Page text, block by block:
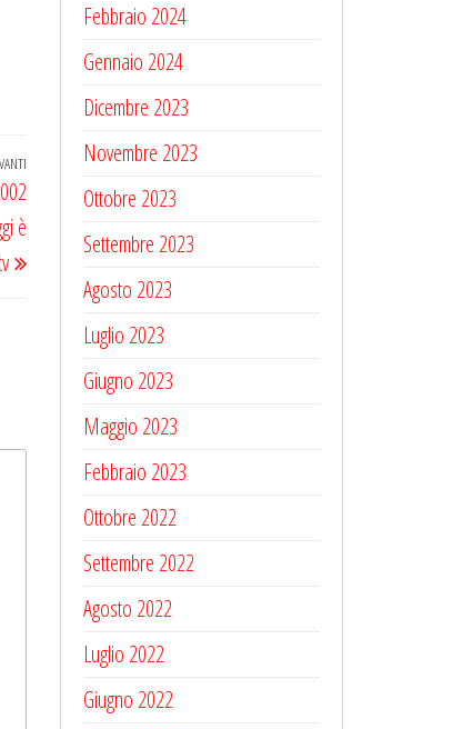
successivo
è
Febbraio 2024
Gennaio 2024
Dicembre 2023
Novembre 2023
Ottobre 2023
Settembre 2023
Agosto 2023
Luglio 2023
Giugno 2023
Maggio 2023
Febbraio 2023
Ottobre 2022
Settembre 2022
Agosto 2022
Luglio 2022
Giugno 2022